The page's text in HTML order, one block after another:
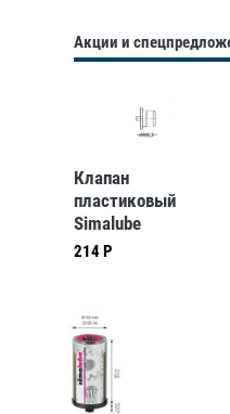
Акции и
Клапан
пластиковый
Simalube
(sml290.5060)
214 Р